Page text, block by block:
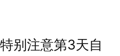
注意第3天自